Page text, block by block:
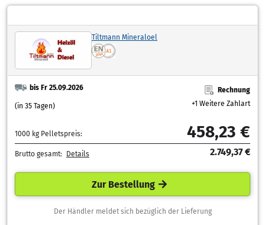
Tiltmann Mineraloel
bis Fr 25.09.2026
(in 35 Tagen)
Rechnung
+1 Weitere Zahlart
1000 kg Pelletspreis: 458,23 €
Brutto gesamt: Details 2.749,37 €
Zur Bestellung
Der Händler meldet sich bezüglich der Lieferung